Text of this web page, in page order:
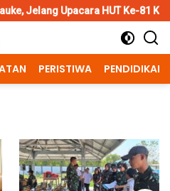
HUT Ke-81 Kemerdekaan RI
PERISTIWA PENDIDIKAN